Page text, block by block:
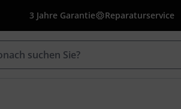
3 Jahre Garantie Reparaturservice